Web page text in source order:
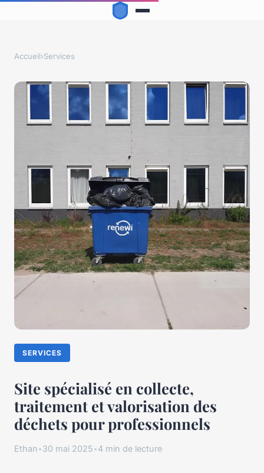
Accueil›Services
SERVICES
Site spécialisé en collecte,
traitement et valorisation des
déchets pour professionnels
Ethan•30 mai 2025•4 min de lecture